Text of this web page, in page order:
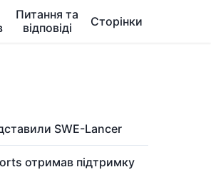
Питання та
відповіді
Сторінки
SWE-Lancer
отримав підтримку